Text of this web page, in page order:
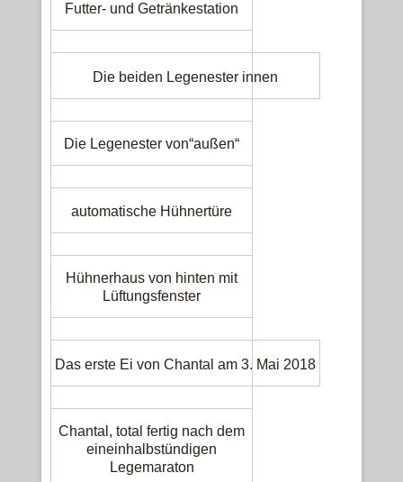
Futter- und Getränkestation
Die beiden Legenester innen
Die Legenester von“außen“
automatische Hühnertüre
Hühnerhaus von hinten mit
Lüftungsfenster
Das erste Ei von Chantal am 3. Mai 2018
Chantal, total fertig nach dem
eineinhalbstündigen
Legemaraton